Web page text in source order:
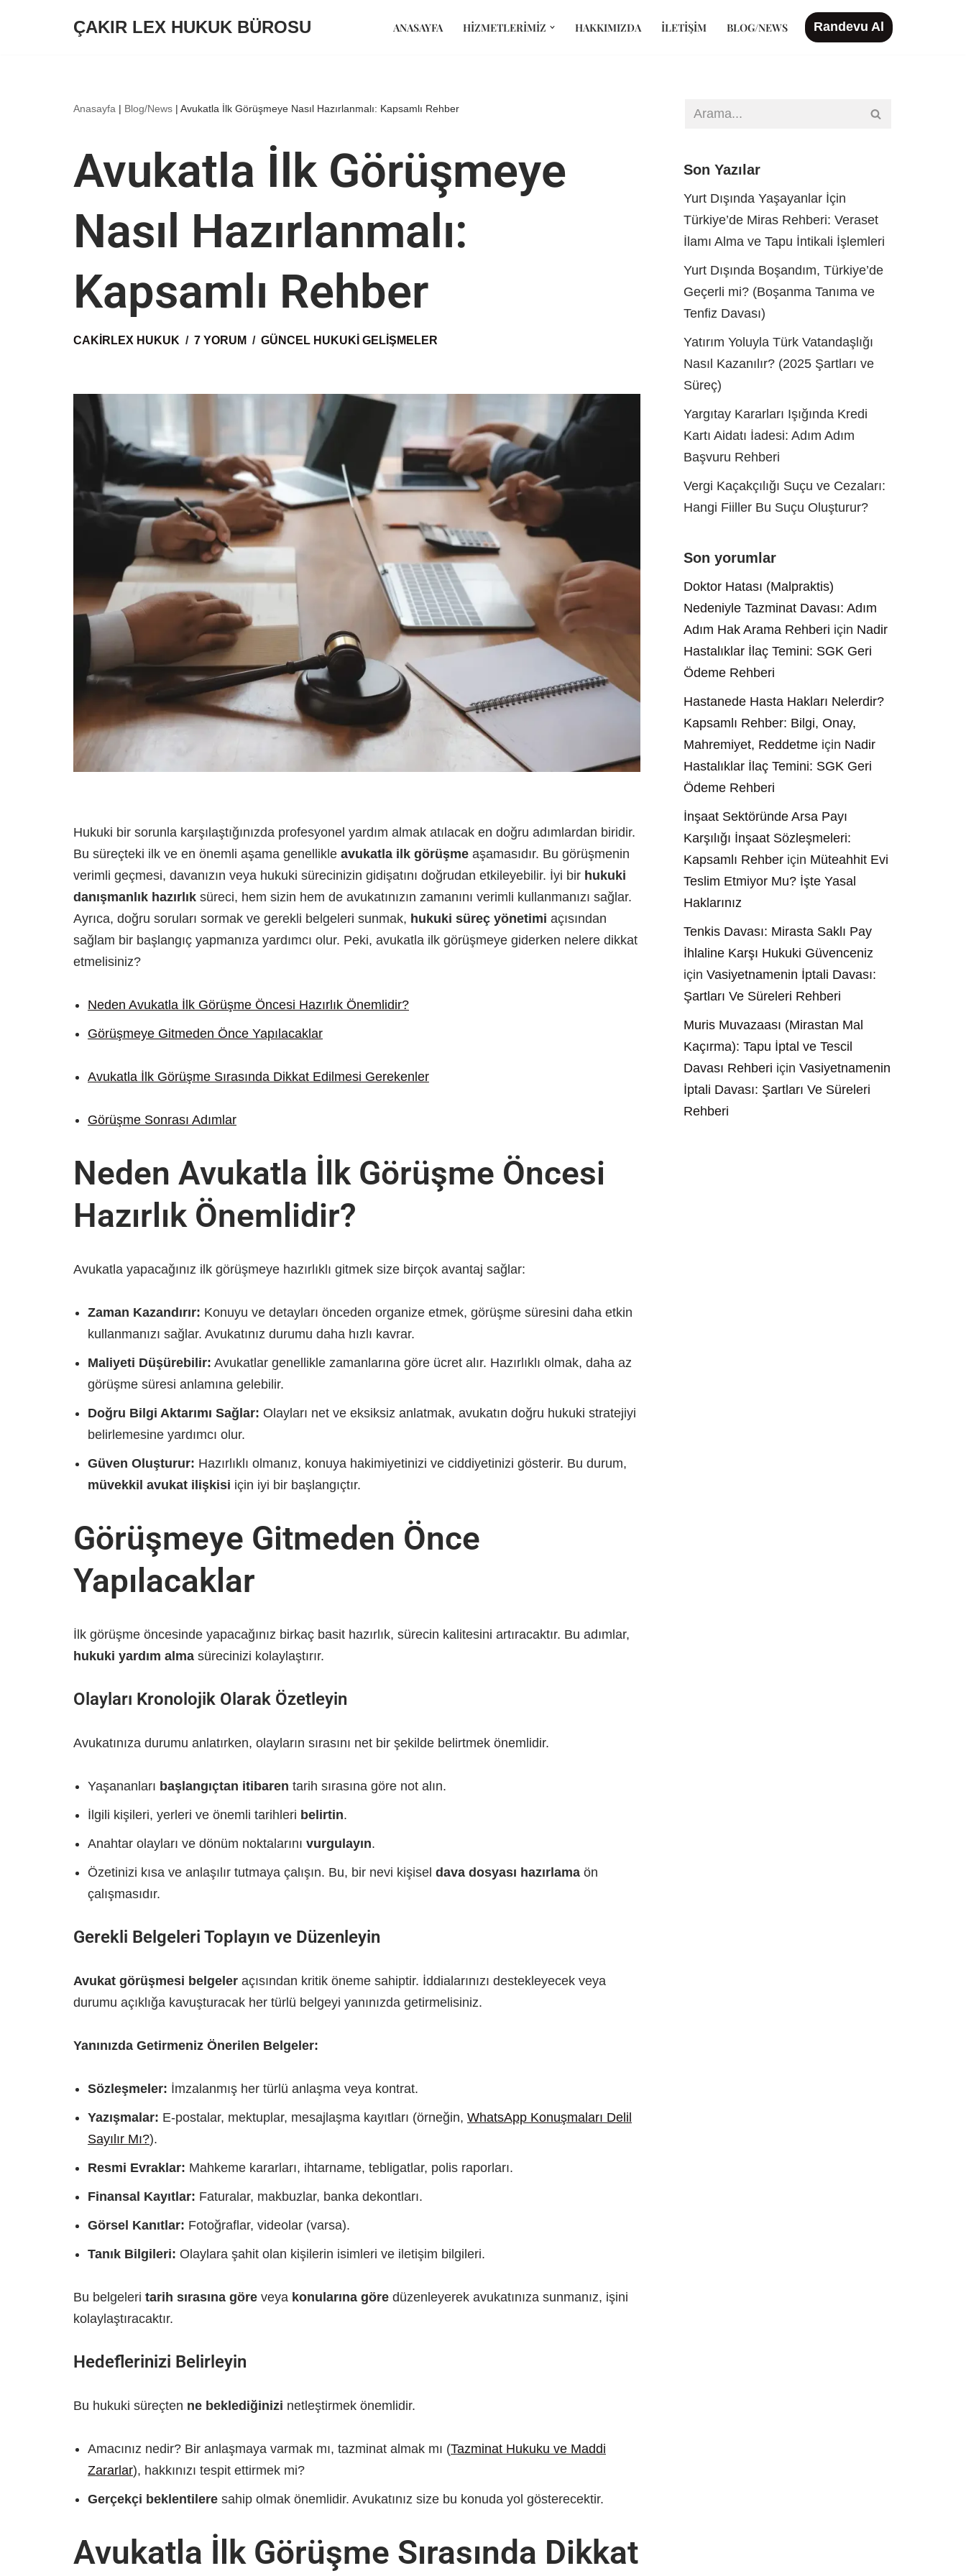
ÇAKIR LEX HUKUK BÜROSU ANASAYFA HIZMETLERIMIZ HAKKIMIZDA İLETIŞIM BLOG/NEWS Randevu Al
Anasayfa | Blog/News | Avukatla İlk Görüşmeye Nasıl Hazırlanmalı: Kapsamlı Rehber
Avukatla İlk Görüşmeye
Nasıl Hazırlanmalı:
Kapsamlı Rehber
CAKIRLEX HUKUK 7 YORUM GÜNCEL HUKUKI GELIŞMELER
Hukuki bir sorunla karşılaştığınızda profesyonel yardım almak atılacak en doğru adımlardan biridir.
Bu süreçteki ilk ve en önemli aşama genellikle avukatla ilk görüşme aşamasıdır. Bu görüşmenin
verimli geçmesi, davanızın veya hukuki sürecinizin gidişatını doğrudan etkileyebilir. İyi bir hukuki
danışmanlık hazırlık süreci, hem sizin hem de avukatınızın zamanını verimli kullanmanızı sağlar.
Ayrıca, doğru soruları sormak ve gerekli belgeleri sunmak, hukuki süreç yönetimi açısından
sağlam bir başlangıç yapmanıza yardımcı olur. Peki, avukatla ilk görüşmeye giderken nelere dikkat
etmelisiniz?
Neden Avukatla İlk Görüşme Öncesi Hazırlık Önemlidir?
Görüşmeye Gitmeden Önce Yapılacaklar
Avukatla İlk Görüşme Sırasında Dikkat Edilmesi Gerekenler
Görüşme Sonrası Adımlar
Neden Avukatla İlk Görüşme Öncesi
Hazırlık Önemlidir?
Avukatla yapacağınız ilk görüşmeye hazırlıklı gitmek size birçok avantaj sağlar:
Zaman Kazandırır: Konuyu ve detayları önceden organize etmek, görüşme süresini daha etkin
kullanmanızı sağlar. Avukatınız durumu daha hızlı kavrar.
Maliyeti Düşürebilir: Avukatlar genellikle zamanlarına göre ücret alır. Hazırlıklı olmak, daha az
görüşme süresi anlamına gelebilir.
Doğru Bilgi Aktarımı Sağlar: Olayları net ve eksiksiz anlatmak, avukatın doğru hukuki stratejiyi
belirlemesine yardımcı olur.
Güven Oluşturur: Hazırlıklı olmanız, konuya hakimiyetinizi ve ciddiyetinizi gösterir. Bu durum,
müvekkil avukat ilişkisi için iyi bir başlangıçtır.
Görüşmeye Gitmeden Önce
Yapılacaklar
İlk görüşme öncesinde yapacağınız birkaç basit hazırlık, sürecin kalitesini artıracaktır. Bu adımlar,
hukuki yardım alma sürecinizi kolaylaştırır.
Olayları Kronolojik Olarak Özetleyin
Avukatınıza durumu anlatırken, olayların sırasını net bir şekilde belirtmek önemlidir.
Yaşananları başlangıçtan itibaren tarih sırasına göre not alın.
İlgili kişileri, yerleri ve önemli tarihleri belirtin.
Anahtar olayları ve dönüm noktalarını vurgulayın.
Özetinizi kısa ve anlaşılır tutmaya çalışın. Bu, bir nevi kişisel dava dosyası hazırlama ön
çalışmasıdır.
Gerekli Belgeleri Toplayın ve Düzenleyin
Avukat görüşmesi belgeler açısından kritik öneme sahiptir. İddialarınızı destekleyecek veya
durumu açıklığa kavuşturacak her türlü belgeyi yanınızda getirmelisiniz.
Yanınızda Getirmeniz Önerilen Belgeler:
Sözleşmeler: İmzalanmış her türlü anlaşma veya kontrat.
Yazışmalar: E-postalar, mektuplar, mesajlaşma kayıtları (örneğin, WhatsApp Konuşmaları Delil
Sayılır Mı?).
Resmi Evraklar: Mahkeme kararları, ihtarname, tebligatlar, polis raporları.
Finansal Kayıtlar: Faturalar, makbuzlar, banka dekontları.
Görsel Kanıtlar: Fotoğraflar, videolar (varsa).
Tanık Bilgileri: Olaylara şahit olan kişilerin isimleri ve iletişim bilgileri.
Bu belgeleri tarih sırasına göre veya konularına göre düzenleyerek avukatınıza sunmanız, işini
kolaylaştıracaktır.
Hedeflerinizi Belirleyin
Bu hukuki süreçten ne beklediğinizi netleştirmek önemlidir.
Amacınız nedir? Bir anlaşmaya varmak mı, tazminat almak mı (Tazminat Hukuku ve Maddi
Zararlar), hakkınızı tespit ettirmek mi?
Gerçekçi beklentilere sahip olmak önemlidir. Avukatınız size bu konuda yol gösterecektir.
Avukatla İlk Görüşme Sırasında Dikkat
Son Yazılar
Yurt Dışında Yaşayanlar İçin
Türkiye’de Miras Rehberi: Veraset
İlamı Alma ve Tapu İntikali İşlemleri
Yurt Dışında Boşandım, Türkiye’de
Geçerli mi? (Boşanma Tanıma ve
Tenfiz Davası)
Yatırım Yoluyla Türk Vatandaşlığı
Nasıl Kazanılır? (2025 Şartları ve
Süreç)
Yargıtay Kararları Işığında Kredi
Kartı Aidatı İadesi: Adım Adım
Başvuru Rehberi
Vergi Kaçakçılığı Suçu ve Cezaları:
Hangi Fiiller Bu Suçu Oluşturur?
Son yorumlar
Doktor Hatası (Malpraktis)
Nedeniyle Tazminat Davası: Adım
Adım Hak Arama Rehberi için Nadir
Hastalıklar İlaç Temini: SGK Geri
Ödeme Rehberi
Hastanede Hasta Hakları Nelerdir?
Kapsamlı Rehber: Bilgi, Onay,
Mahremiyet, Reddetme için Nadir
Hastalıklar İlaç Temini: SGK Geri
Ödeme Rehberi
İnşaat Sektöründe Arsa Payı
Karşılığı İnşaat Sözleşmeleri:
Kapsamlı Rehber için Müteahhit Evi
Teslim Etmiyor Mu? İşte Yasal
Haklarınız
Tenkis Davası: Mirasta Saklı Pay
İhlaline Karşı Hukuki Güvenceniz
için Vasiyetnamenin İptali Davası:
Şartları Ve Süreleri Rehberi
Muris Muvazaası (Mirastan Mal
Kaçırma): Tapu İptal ve Tescil
Davası Rehberi için Vasiyetnamenin
İptali Davası: Şartları Ve Süreleri
Rehberi